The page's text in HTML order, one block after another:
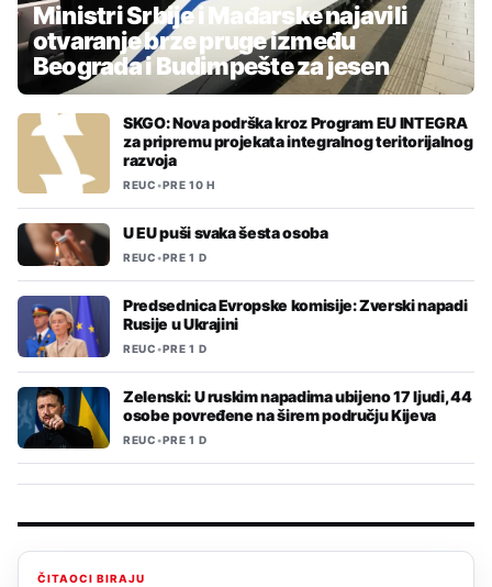
Ministri Srbije i Mađarske najavili
otvaranje brze pruge između
Beograda i Budimpešte za jesen
SKGO: Nova podrška kroz Program EU INTEGRA
za pripremu projekata integralnog teritorijalnog
razvoja
REUC•PRE 10 H
U EU puši svaka šesta osoba
REUC•PRE 1 D
Predsednica Evropske komisije: Zverski napadi
Rusije u Ukrajini
REUC•PRE 1 D
Zelenski: U ruskim napadima ubijeno 17 ljudi, 44
osobe povređene na širem području Kijeva
REUC•PRE 1 D
ČITAOCI BIRAJU